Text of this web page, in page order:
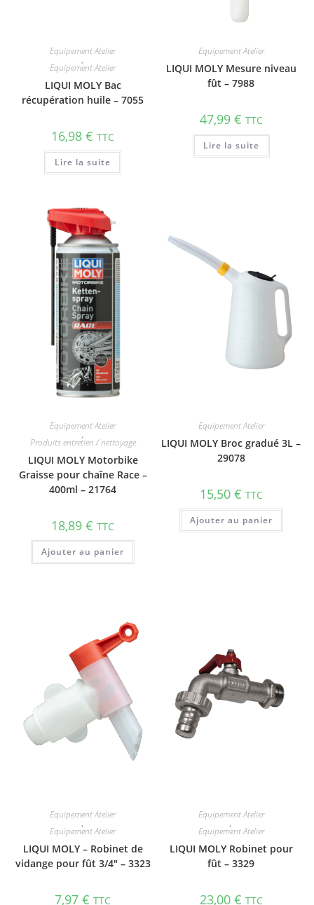
Equipement Atelier
,
Equipement Atelier
LIQUI MOLY Bac
récupération huile – 7055
16,98€ TTC
Lire la suite
Equipement Atelier
LIQUI MOLY Mesure niveau
fût – 7988
47,99 € TTC
Lire la suite
Equipement Atelier
,
Produits entretien / nettoyage
LIQUI MOLY Motorbike
Graisse pour chaîne Race –
400ml – 21764
18,89€ TTC
Ajouter au panier
Equipement Atelier
LIQUI MOLY Broc gradué 3L –
29078
15,50 € TTC
Ajouter au panier
Equipement Atelier
,
Equipement Atelier
LIQUI MOLY – Robinet de
vidange pour fût 3/4″ – 3323
7,97€ TTC
Equipement Atelier
,
Equipement Atelier
LIQUI MOLY Robinet pour
fût – 3329
23,00 € TTC